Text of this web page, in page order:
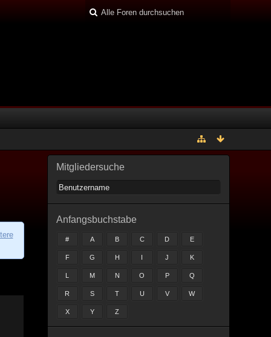
Mitgliedersuche
Anfangsbuchstabe
# A B C D E
F G H I J K
L M N O P Q
R S T U V W
X Y Z